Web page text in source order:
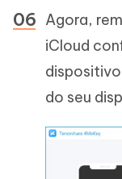
Agora,
iCloud
do seu